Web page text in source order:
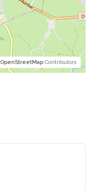
OpenStreetMap Contributors